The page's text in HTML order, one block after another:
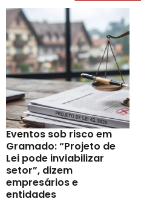
Eventos sob risco em
Gramado: “Projeto de
Lei pode inviabilizar
setor”, dizem
empresários e
entidades